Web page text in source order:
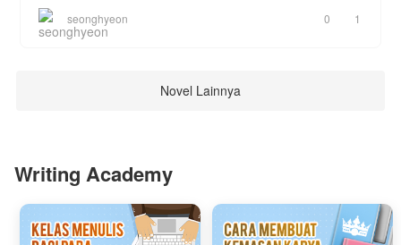
seonghyeon 0 1
Novel Lainnya
Writing Academy